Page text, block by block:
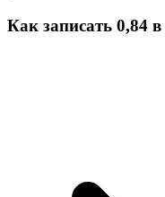
Как записать 0,84